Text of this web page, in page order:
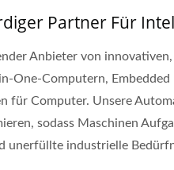
Partner Für
Anbieter von
One-Computern,
für Computer. Unsere
sodass Maschinen
unerfüllte industrielle